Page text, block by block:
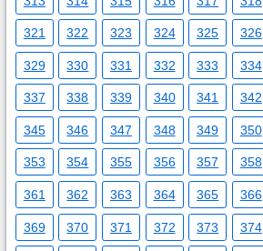
321 322 323 324 325 326
329 330 331 332 333 334
337 338 339 340 341 342
345 346 347 348 349 350
353 354 355 356 357 358
361 362 363 364 365 366
369 370 371 372 373 374